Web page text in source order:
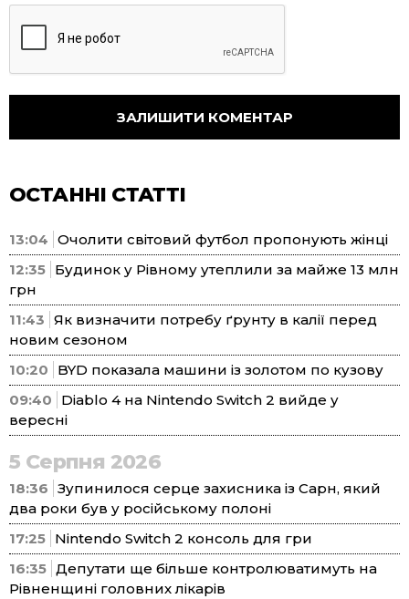
ОСТАННІ СТАТТІ
13:04 Очолити світовий футбол пропонують жінці
12:35 Будинок у Рівному утеплили за майже 13 млн
грн
11:43 Як визначити потребу ґрунту в калії перед
новим сезоном
10:20
BYD показала машини із золотом по кузову
09:40
Diablo 4 на Nintendo Switch 2 вийде у
вересні
5 Серпня 2026
18:36 Зупинилося серце захисника із Сарн, який
два роки був у російському полоні
17:25 Nintendo Switch 2 консоль для гри
16:35 Депутати ще більше контролюватимуть на
Рівненщині головних лікарів